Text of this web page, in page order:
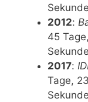
2012:
45
2017:
Tage,